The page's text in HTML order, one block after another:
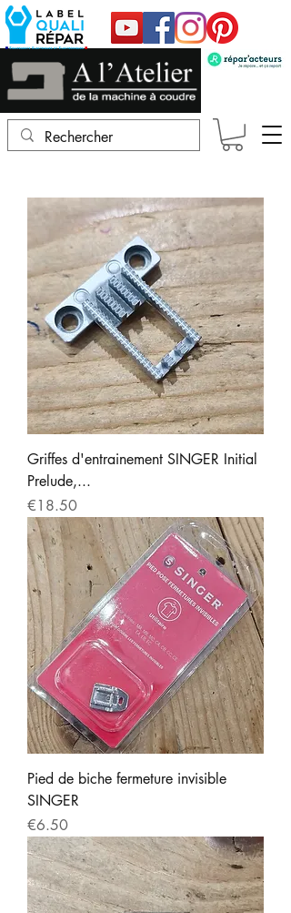
Griffes d'entrainement SINGER Initial
Prelude,...
Price
€18.50
Pied de biche fermeture invisible
SINGER
Price
€6.50